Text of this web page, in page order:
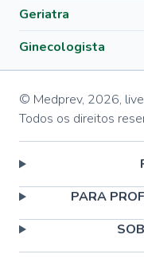
Geriatra
Ginecologista
© Medprev, 2026, live
Todos os direitos
PARA